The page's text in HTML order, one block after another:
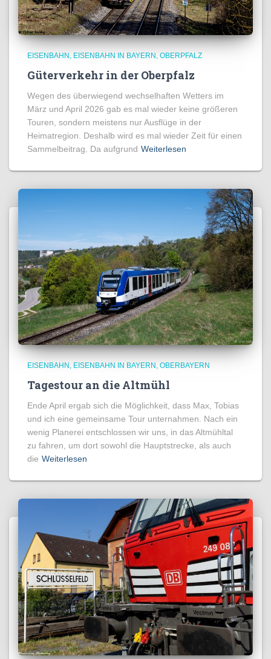
EISENBAHN EISENBAHN IN BAYERN OBERPFALZ
Güterverkehr in der Oberpfalz
Wegen des überwiegend wechselhaften Wetters im
März und April 2026 gab es mal wieder keine größeren
Touren, sondern meistens nur Ausflüge in der
Heimatregion. Deshalb wird es mal wieder Zeit für einen
Sammelbeitrag. Da aufgrund Weiterlesen
EISENBAHN EISENBAHN IN BAYERN OBERBAYERN
Tagestour an die Altmühl
Ende April ergab sich die Möglichkeit, dass Max, Tobias
und ich eine gemeinsame Tour unternahmen. Nach ein
wenig Planerei entschlossen wir uns, in das Altmühltal
zu fahren, um dort sowohl die Hauptstrecke, als auch
die Weiterlesen